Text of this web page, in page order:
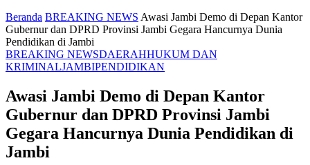
Beranda BREAKING NEWS Awasi Jambi Demo di Depan Kantor
Gubernur dan DPRD Provinsi Jambi Gegara Hancurnya Dunia
Pendidikan di Jambi
BREAKING NEWSDAERAHHUKUM DAN
KRIMINALJAMBIPENDIDIKAN
Awasi Jambi Demo di Depan Kantor
Gubernur dan DPRD Provinsi Jambi
Gegara Hancurnya Dunia Pendidikan di
Jambi